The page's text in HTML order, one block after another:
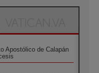
Apostólico de Calapán